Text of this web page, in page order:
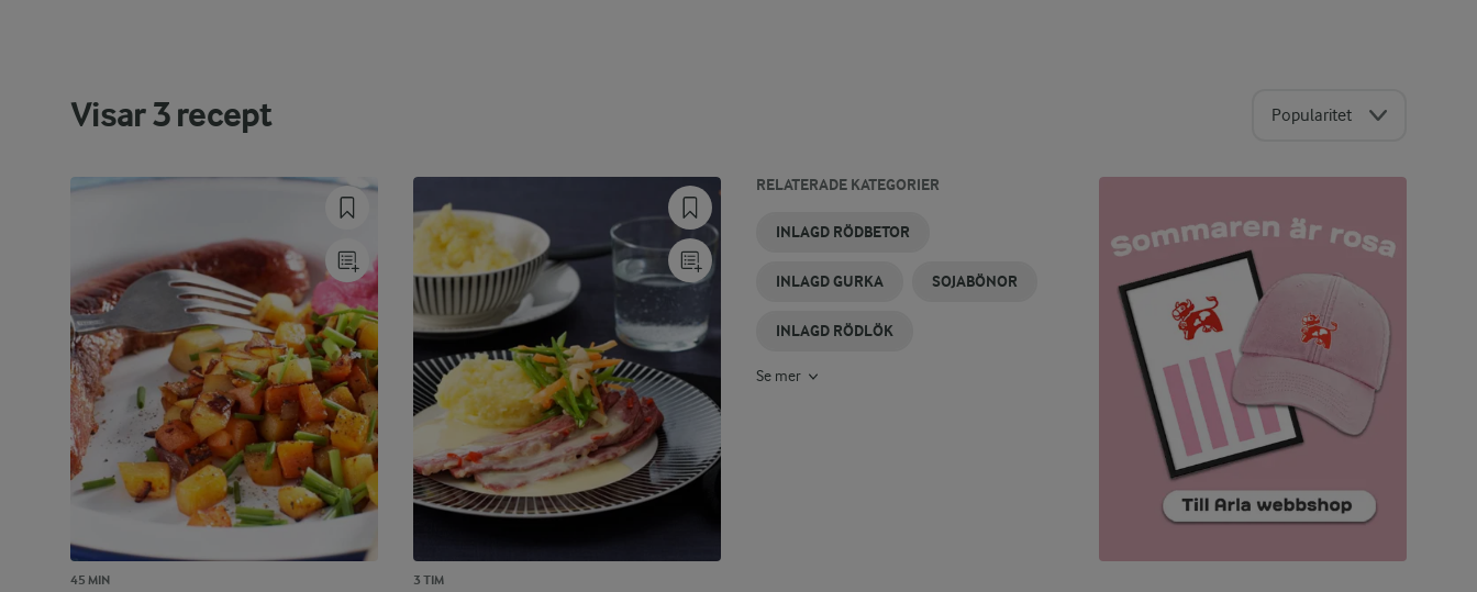
Visar3recept Popularitet
45 MIN 3 TIM
RELATERADE KATEGORIER
INLAGD RÖDBETOR
INLAGD GURKA SOJABÖNOR
INLAGD RÖDLÖK
INLAGD
CHILI
INLAGD
TOMAT
GRYTOR
MED
ÄRTOR,
BÖNOR
LINSER
INLAGD
STRÖMMING
BÖNOR
INLAGD
SILL
Se mer